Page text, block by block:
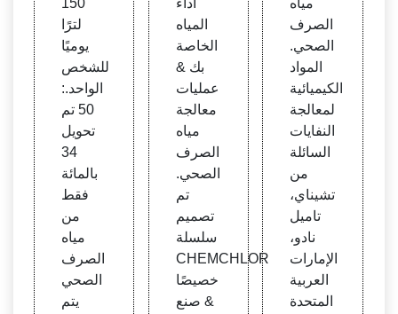
150
لترًا
يوميًا
للشخص
الواحد.:
50 تم
تحويل
34
بالمائة
فقط
من
مياه
الصرف
الصحي
يتم
أداء
المياه
الخاصة
بك &
عمليات
معالجة
مياه
الصرف
الصحي.
تم
تصميم
سلسلة
CHEMCHLOR
خصيصًا
& صنع
مياه
الصرف
الصحي.
المواد
الكيميائية
لمعالجة
النفايات
السائلة
من
تشيناي،
تاميل
نادو،
الإمارات
العربية
المتحدة